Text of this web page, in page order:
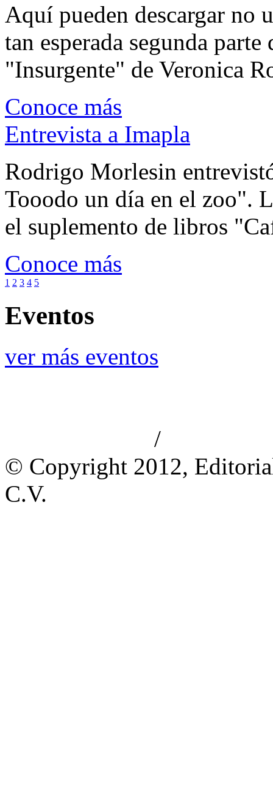
Aquí pueden descargar no
tan esperada segunda
"Insurgente" de Veronica
Conoce más
Entrevista a Imapla
Rodrigo Morlesin
Tooodo un día en el zoo".
el suplemento de libros
Conoce más
1 2 3 4 5
Eventos
ver más eventos
/
© Copyright 2012,
C.V.